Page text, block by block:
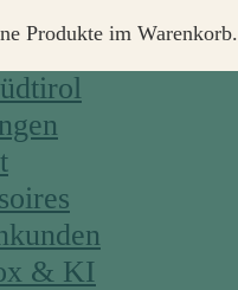
Produkte im Warenkorb.
& KI